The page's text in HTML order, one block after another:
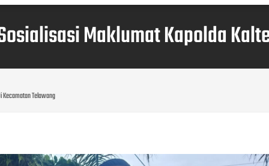
Maklumat Kapolda
Kecamatan Telawang